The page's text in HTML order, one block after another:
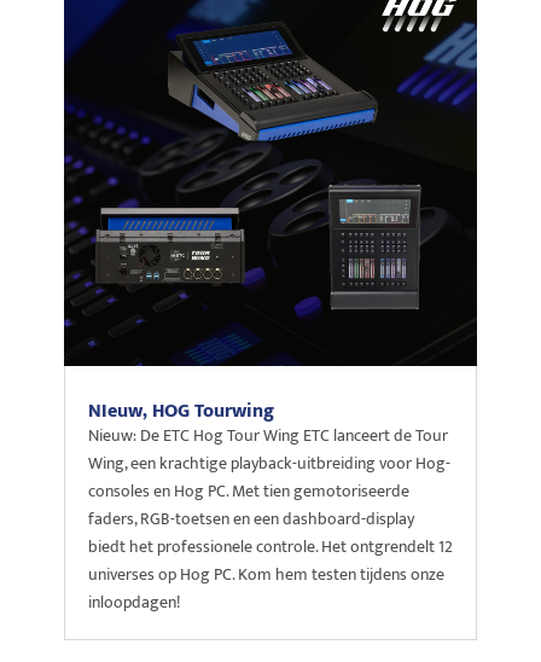
NIeuw, HOG Tourwing
Nieuw: De ETC Hog Tour Wing ETC lanceert de Tour
Wing, een krachtige playback-uitbreiding voor Hog-
consoles en Hog PC. Met tien gemotoriseerde
faders, RGB-toetsen en een dashboard-display
biedt het professionele controle. Het ontgrendelt 12
universes op Hog PC. Kom hem testen tijdens onze
inloopdagen!